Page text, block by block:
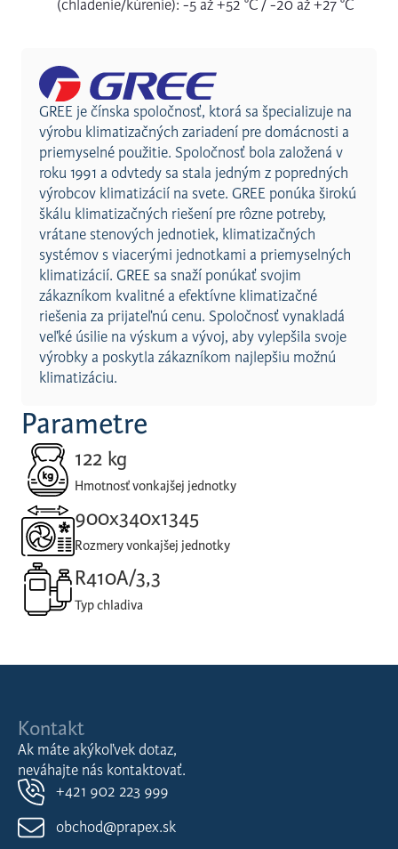
(chladenie/kúrenie): -5 až +52 °C / -20 až +27 °C
GREE je čínska spoločnosť, ktorá sa špecializuje na
výrobu klimatizačných zariadení pre domácnosti a
priemyselné použitie. Spoločnosť bola založená v
roku 1991 a odvtedy sa stala jedným z popredných
výrobcov klimatizácií na svete. GREE ponúka širokú
škálu klimatizačných riešení pre rôzne potreby,
vrátane stenových jednotiek, klimatizačných
systémov s viacerými jednotkami a priemyselných
klimatizácií. GREE sa snaží ponúkať svojim
zákazníkom kvalitné a efektívne klimatizačné
riešenia za prijateľnú cenu. Spoločnosť vynakladá
veľké úsilie na výskum a vývoj, aby vylepšila svoje
výrobky a poskytla zákazníkom najlepšiu možnú
klimatizáciu.
Parametre
122 kg
Hmotnosť vonkajšej jednotky
900x340x1345
Rozmery vonkajšej jednotky
R410A/3,3
Typ chladiva
Kontakt
Ak máte akýkoľvek dotaz,
neváhajte nás kontaktovať.
+421 902 223 999
obchod@prapex.sk